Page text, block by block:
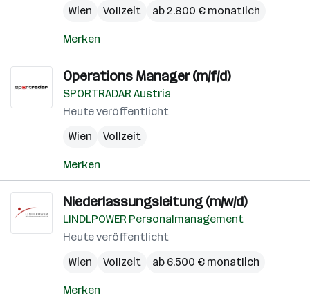
Wien
Vollzeit ab 2.800 € monatlich
Merken
Operations Manager (m/f/d)
SPORTRADAR Austria
Heute veröffentlicht
Wien
Vollzeit
Merken
Niederlassungsleitung (m/w/d)
LINDLPOWER Personalmanagement
Heute veröffentlicht
Wien
Vollzeit ab 6.500 € monatlich
Merken